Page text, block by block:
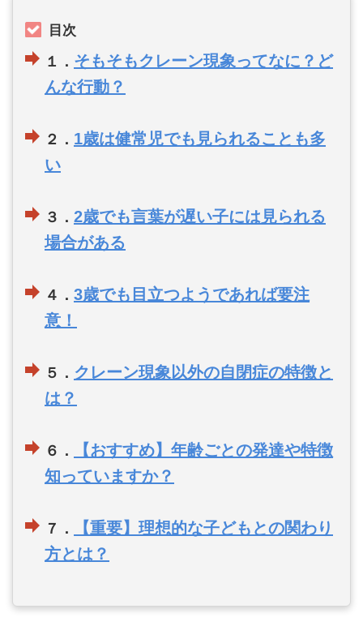
目次
１． そもそもクレーン現象ってなに？ど
んな行動？
２． 1歳は健常児でも見られることも多
い
３． 2歳でも言葉が遅い子には見られる
場合がある
４． 3歳でも目立つようであれば要注
意！
５． クレーン現象以外の自閉症の特徴と
は？
６．
【おすすめ】年齢ごとの発達や特徴
知っていますか？
７．
【重要】理想的な子どもとの関わり
方とは？